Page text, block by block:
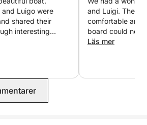
här turen från mängden är dess
som täcker hela ön på en enda,
historia, kultur och naturliga
denna tur inte bara till en
också en lärorik upplevelse.
and Luigo were
shared their
interesting
A big thank
and Luigi. The
comfortable and
board could not
more
Läs mer